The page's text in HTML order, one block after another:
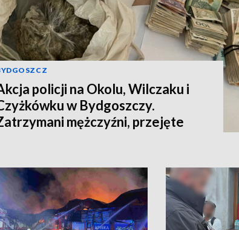
policji na Okolu, Wilczaku i
w Bydgoszczy.
mężczyźni, przejęte